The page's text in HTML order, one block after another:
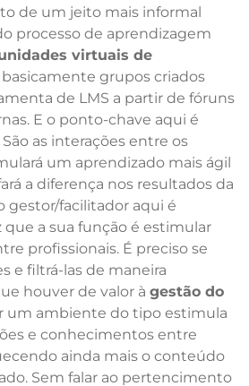
de um jeito mais informal
processo de aprendizagem
virtuais de
basicamente grupos criados
de LMS a partir de fóruns
E o ponto-chave aqui é
as interações entre os
um aprendizado mais ágil
a diferença nos resultados da
gestor/facilitador aqui é
a sua função é estimular
profissionais. É preciso se
e filtrá-las de maneira
houver de valor à gestão do
um ambiente do tipo estimula
e conhecimentos entre
ainda mais o conteúdo
Sem falar ao pertencimento